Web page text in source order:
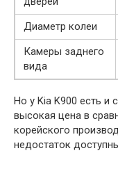
Диаметр колеи
Камеры заднего
вида
Но у Kia K900 есть и
высокая цена в
корейского
недостаток